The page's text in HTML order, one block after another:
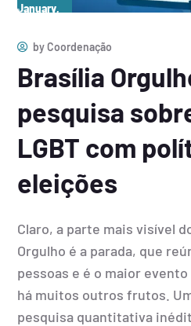
January,
byCoordenação
Brasília
pesquisa
LGBT com
eleições
Claro, a parte mais visível
Orgulho é a parada, que
pessoas e é o maior evento
há muitos outros frutos.
pesquisa quantitativa